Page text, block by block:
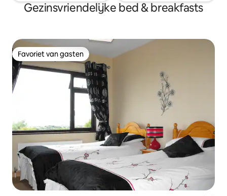
Gezinsvriendelijke bed & breakfasts
Favoriet van gasten
Favoriet van gasten